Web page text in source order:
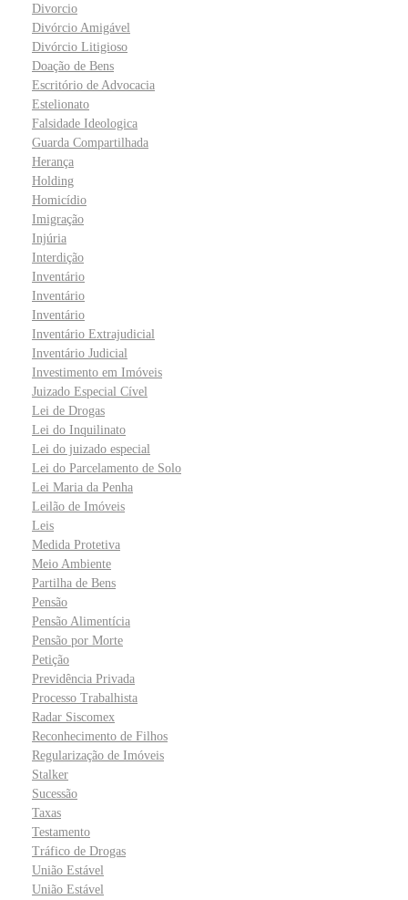
Divorcio
Divórcio Amigável
Divórcio Litigioso
Doação de Bens
Escritório de Advocacia
Estelionato
Falsidade Ideologica
Guarda Compartilhada
Herança
Holding
Homicídio
Imigração
Injúria
Interdição
Inventário
Inventário
Inventário
Inventário Extrajudicial
Inventário Judicial
Investimento em Imóveis
Juizado Especial Cível
Lei de Drogas
Lei do Inquilinato
Lei do juizado especial
Lei do Parcelamento de Solo
Lei Maria da Penha
Leilão de Imóveis
Leis
Medida Protetiva
Meio Ambiente
Partilha de Bens
Pensão
Pensão Alimentícia
Pensão por Morte
Petição
Previdência Privada
Processo Trabalhista
Radar Siscomex
Reconhecimento de Filhos
Regularização de Imóveis
Stalker
Sucessão
Taxas
Testamento
Tráfico de Drogas
União Estável
União Estável